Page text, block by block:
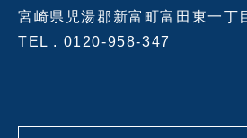
宮崎県児湯郡新富町富田東一丁
TEL . 0120-958-347